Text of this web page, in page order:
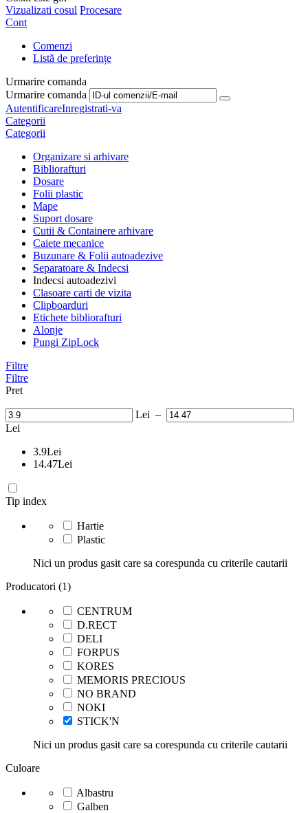
Vizualizati cosul Procesare
Cont
Comenzi
Listă de preferințe
Urmarire comanda
Urmarire comanda
AutentificareInregistrati-va
Categorii
Categorii
Organizare si arhivare
Bibliorafturi
Dosare
Folii plastic
Mape
Suport dosare
Cutii & Containere arhivare
Caiete mecanice
Buzunare & Folii autoadezive
Separatoare & Indecsi
Indecsi autoadezivi
Clasoare carti de vizita
Clipboarduri
Etichete bibliorafturi
Alonje
Pungi ZipLock
Filtre
Filtre
Pret
Lei –
Lei
3.9Lei
14.47Lei
Tip index
Hartie
Plastic
Nici un produs gasit care sa corespunda cu criterile cautarii
Producatori (1)
CENTRUM
D.RECT
DELI
FORPUS
KORES
MEMORIS PRECIOUS
NO BRAND
NOKI
STICK'N
Nici un produs gasit care sa corespunda cu criterile cautarii
Culoare
Albastru
Galben